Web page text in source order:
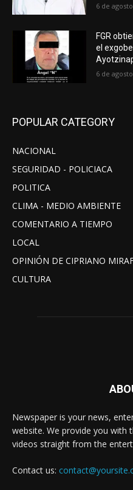
6 de
FGR
el
6 de
POPULAR CATEGORY
NACIONAL
SEGURIDAD - POLICIACA
POLITICA
CLIMA - MEDIO AMBIENTE
COMENTARIO A TIEMPO
LOCAL
OPINIÓN DE CIPRIANO
CULTURA
Newspaper is your news,
website. We provide you with
videos straight from the
Contact us: